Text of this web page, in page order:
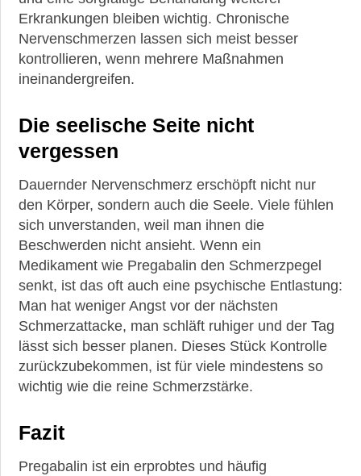
Erkrankungen bleiben wichtig. Chronische
Nervenschmerzen lassen sich meist besser
kontrollieren, wenn mehrere Maßnahmen
ineinandergreifen.
Die seelische Seite nicht
vergessen
Dauernder Nervenschmerz erschöpft nicht nur
den Körper, sondern auch die Seele. Viele fühlen
sich unverstanden, weil man ihnen die
Beschwerden nicht ansieht. Wenn ein
Medikament wie Pregabalin den Schmerzpegel
senkt, ist das oft auch eine psychische Entlastung:
Man hat weniger Angst vor der nächsten
Schmerzattacke, man schläft ruhiger und der Tag
lässt sich besser planen. Dieses Stück Kontrolle
zurückzubekommen, ist für viele mindestens so
wichtig wie die reine Schmerzstärke.
Fazit
Pregabalin ist ein erprobtes und häufig